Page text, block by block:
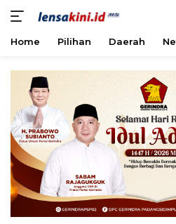
konten
Home Pilihan Daerah